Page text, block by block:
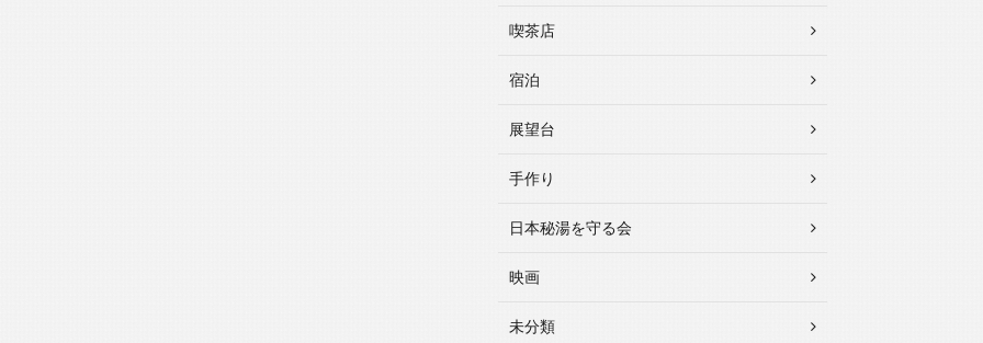
喫茶店
宿泊
展望台
手作り
日本秘湯を守る会
映画
未分類